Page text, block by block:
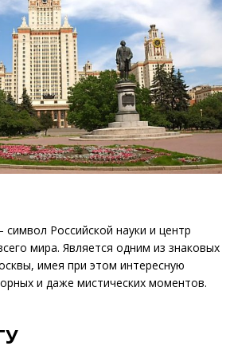
Российской науки и центр
мира. Является одним из знаковых
имея при этом интересную
и даже мистических моментов.